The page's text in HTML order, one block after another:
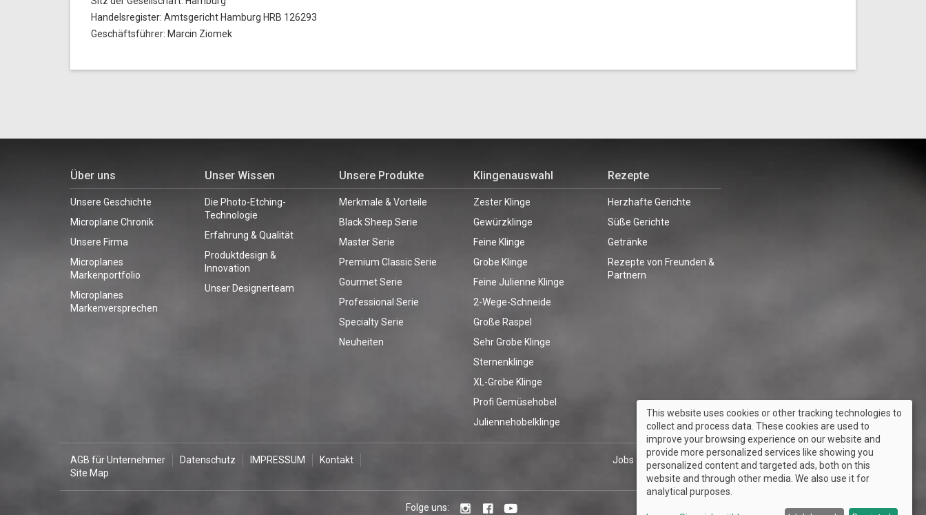
Handelsregister: Amtsgericht Hamburg HRB 126293
Geschäftsführer: Marcin Ziomek
Über uns
Unsere Geschichte
Microplane Chronik
Unsere Firma
Microplanes
Markenportfolio
Microplanes
Markenversprechen
Unser Wissen
Die Photo-Etching-
Technologie
Erfahrung & Qualität
Produktdesign &
Innovation
Unser Designerteam
Unsere Produkte
Merkmale & Vorteile
Black Sheep Serie
Master Serie
Premium Classic Serie
Gourmet Serie
Professional Serie
Specialty Serie
Neuheiten
Klingenauswahl
Zester Klinge
Gewürzklinge
Feine Klinge
Grobe Klinge
Feine Julienne Klinge
2-Wege-Schneide
Große Raspel
Sehr Grobe Klinge
Sternenklinge
XL-Grobe Klinge
Profi Gemüsehobel
Juliennehobelklinge
Rezepte
Herzhafte Gerichte
Süße Gerichte
Getränke
Rezepte von Freunden &
Partnern
AGB für Unternehmer Datenschutz IMPRESSUM
Kontakt
Site Map
Jobs Händlersuche Broschüre & Produktkatalog
Folge uns:
This website uses cookies or other tracking technologies to
collect and process data. These cookies are used to
improve your browsing experience on our website and
provide more personalized services like showing you
personalized content and targeted ads, both on this
website and through other media. We also use it for
analytical purposes.